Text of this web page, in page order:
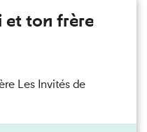
et ton frère
Les Invités de